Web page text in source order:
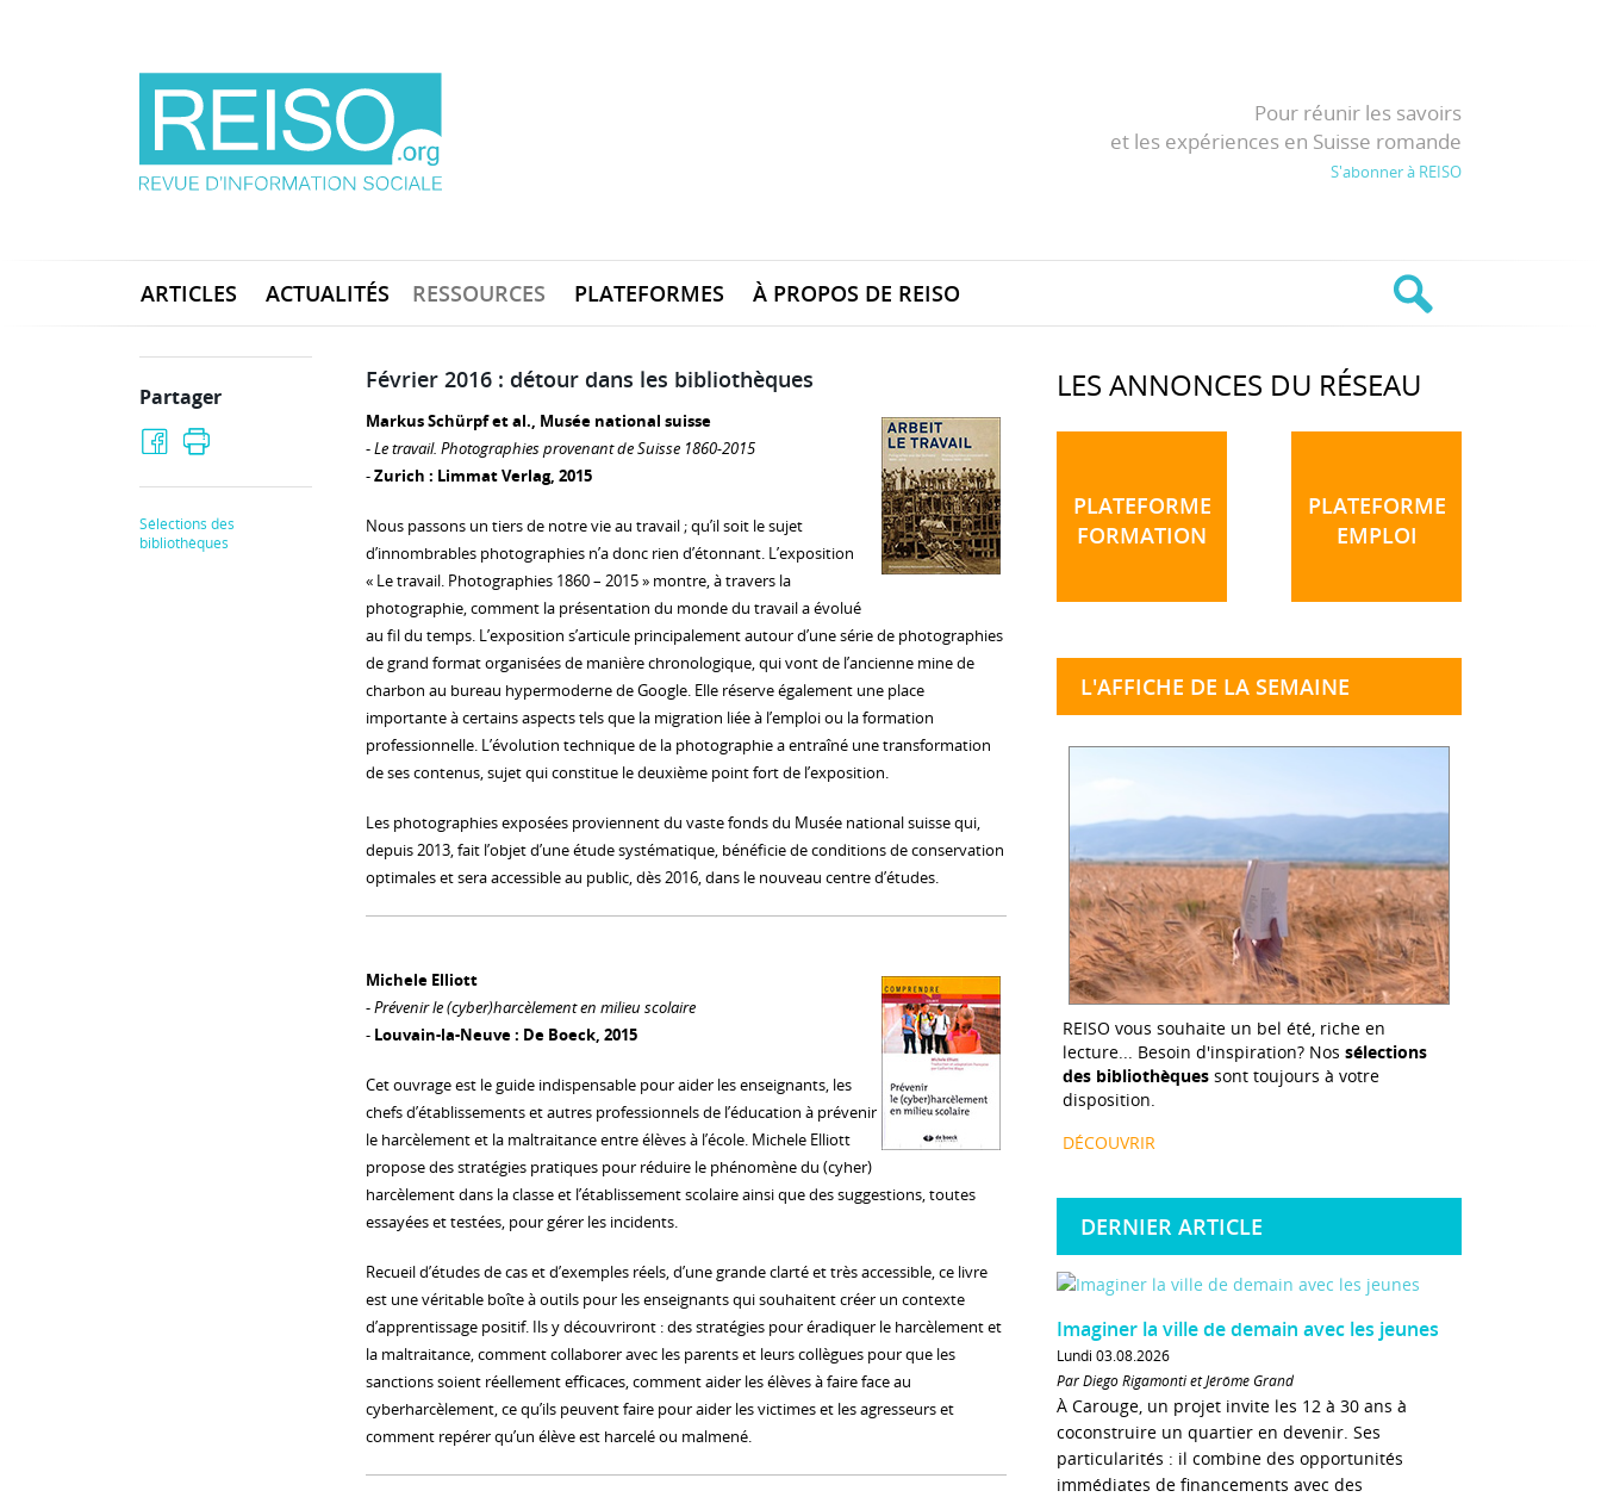
Pour réunir les savoirs
et les expériences en Suisse romande
S'abonner à REISO
ARTICLES ACTUALITÉS RESSOURCES PLATEFORMES À PROPOS DE REISO
Février 2016 : détour dans les bibliothèques
Markus Schürpf et al., Musée national suisse
-Le travail. Photographies provenant de Suisse 1860-2015
-Zurich : Limmat Verlag, 2015
Nous passons un tiers de notre vie au travail ; qu’il soit le sujet
d’innombrables photographies n’a donc rien d’étonnant. L’exposition
« Le travail. Photographies 1860 – 2015 » montre, à travers la
photographie, comment la présentation du monde du travail a évolué
au fil du temps. L’exposition s’articule principalement autour d’une série de photographies
de grand format organisées de manière chronologique, qui vont de l’ancienne mine de
charbon au bureau hypermoderne de Google. Elle réserve également une place
importante à certains aspects tels que la migration liée à l’emploi ou la formation
professionnelle. L’évolution technique de la photographie a entraîné une transformation
de ses contenus, sujet qui constitue le deuxième point fort de l’exposition.
Les photographies exposées proviennent du vaste fonds du Musée national suisse qui,
depuis 2013, fait l’objet d’une étude systématique, bénéficie de conditions de conservation
optimales et sera accessible au public, dès 2016, dans le nouveau centre d’études.
Michele Elliott
-Prévenir le (cyber)harcèlement en milieu scolaire
- Louvain-la-Neuve : De Boeck, 2015
Cet ouvrage est le guide indispensable pour aider les enseignants, les
chefs d’établissements et autres professionnels de l’éducation à prévenir
le harcèlement et la maltraitance entre élèves à l’école. Michele Elliott
propose des stratégies pratiques pour réduire le phénomène du (cyher)
harcèlement dans la classe et l’établissement scolaire ainsi que des suggestions, toutes
essayées et testées, pour gérer les incidents.
Recueil d’études de cas et d’exemples réels, d’une grande clarté et très accessible, ce livre
est une véritable boîte à outils pour les enseignants qui souhaitent créer un contexte
d’apprentissage positif. Ils y découvriront : des stratégies pour éradiquer le harcèlement et
la maltraitance, comment collaborer avec les parents et leurs collègues pour que les
sanctions soient réellement efficaces, comment aider les élèves à faire face au
cyberharcèlement, ce qu’ils peuvent faire pour aider les victimes et les agresseurs et
comment repérer qu’un élève est harcelé ou malmené.
Partager
Sélections des
bibliothèques
LES ANNONCES DU RÉSEAU
PLATEFORME
FORMATION
PLATEFORME
EMPLOI
L'AFFICHE DE LA SEMAINE
REISO vous souhaite un bel été, riche en
lecture... Besoin d'inspiration? Nos sélections
des bibliothèques sont toujours à votre
disposition.
DÉCOUVRIR
DERNIER ARTICLE
Imaginer la ville de demain avec les jeunes
Lundi 03.08.2026
Par Diego Rigamonti et Jérôme Grand
À Carouge, un projet invite les 12 à 30 ans à
coconstruire un quartier en devenir. Ses
particularités : il combine des opportunités
immédiates de financements avec des